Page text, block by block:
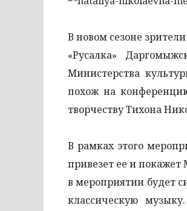
В новом сезоне
«Русалка»
Министерства
похож на
творчеству Тихона
В рамках этого
привезет ее и покажет
в мероприятии будет
классическую